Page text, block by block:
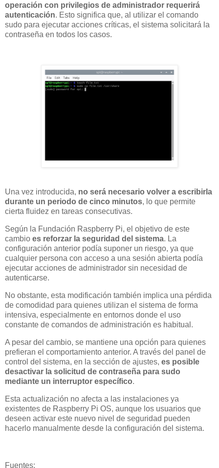
operación con privilegios de administrador requerirá
autenticación. Esto significa que, al utilizar el comando
sudo para ejecutar acciones críticas, el sistema solicitará la
contraseña en todos los casos.
Una vez introducida, no será necesario volver a escribirla
durante un periodo de cinco minutos, lo que permite
cierta fluidez en tareas consecutivas.
Según la Fundación Raspberry Pi, el objetivo de este
cambio es reforzar la seguridad del sistema. La
configuración anterior podía suponer un riesgo, ya que
cualquier persona con acceso a una sesión abierta podía
ejecutar acciones de administrador sin necesidad de
autenticarse.
No obstante, esta modificación también implica una pérdida
de comodidad para quienes utilizan el sistema de forma
intensiva, especialmente en entornos donde el uso
constante de comandos de administración es habitual.
A pesar del cambio, se mantiene una opción para quienes
prefieran el comportamiento anterior. A través del panel de
control del sistema, en la sección de ajustes, es posible
desactivar la solicitud de contraseña para sudo
mediante un interruptor específico.
Esta actualización no afecta a las instalaciones ya
existentes de Raspberry Pi OS, aunque los usuarios que
deseen activar este nuevo nivel de seguridad pueden
hacerlo manualmente desde la configuración del sistema.
Fuentes: